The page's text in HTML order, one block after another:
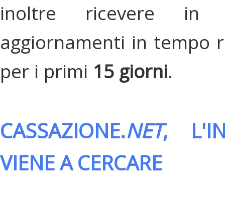
inoltre ricevere in
aggiornamenti in tempo
per i primi 15 giorni.
CASSAZIONE.NET,
VIENE A CERCARE